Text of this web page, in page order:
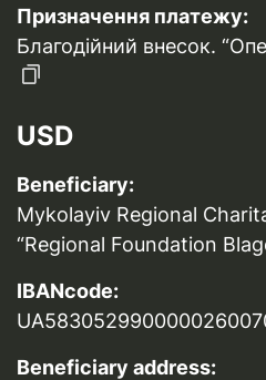
Призначення платежу:
Благодійний внесок.
USD
Beneficiary:
Mykolayiv Regional
“Regional Foundation
IBANcode:
Beneficiary address: